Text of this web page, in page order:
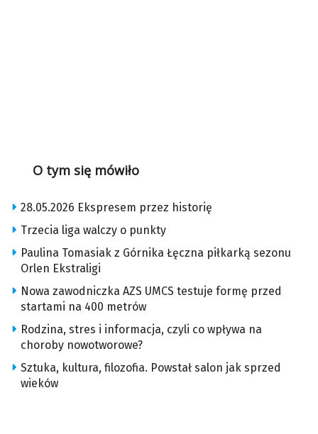
O tym się mówiło
28.05.2026 Ekspresem przez historię
Trzecia liga walczy o punkty
Paulina Tomasiak z Górnika Łęczna piłkarką sezonu
Orlen Ekstraligi
Nowa zawodniczka AZS UMCS testuje formę przed
startami na 400 metrów
Rodzina, stres i informacja, czyli co wpływa na
choroby nowotworowe?
Sztuka, kultura, filozofia. Powstał salon jak sprzed
wieków